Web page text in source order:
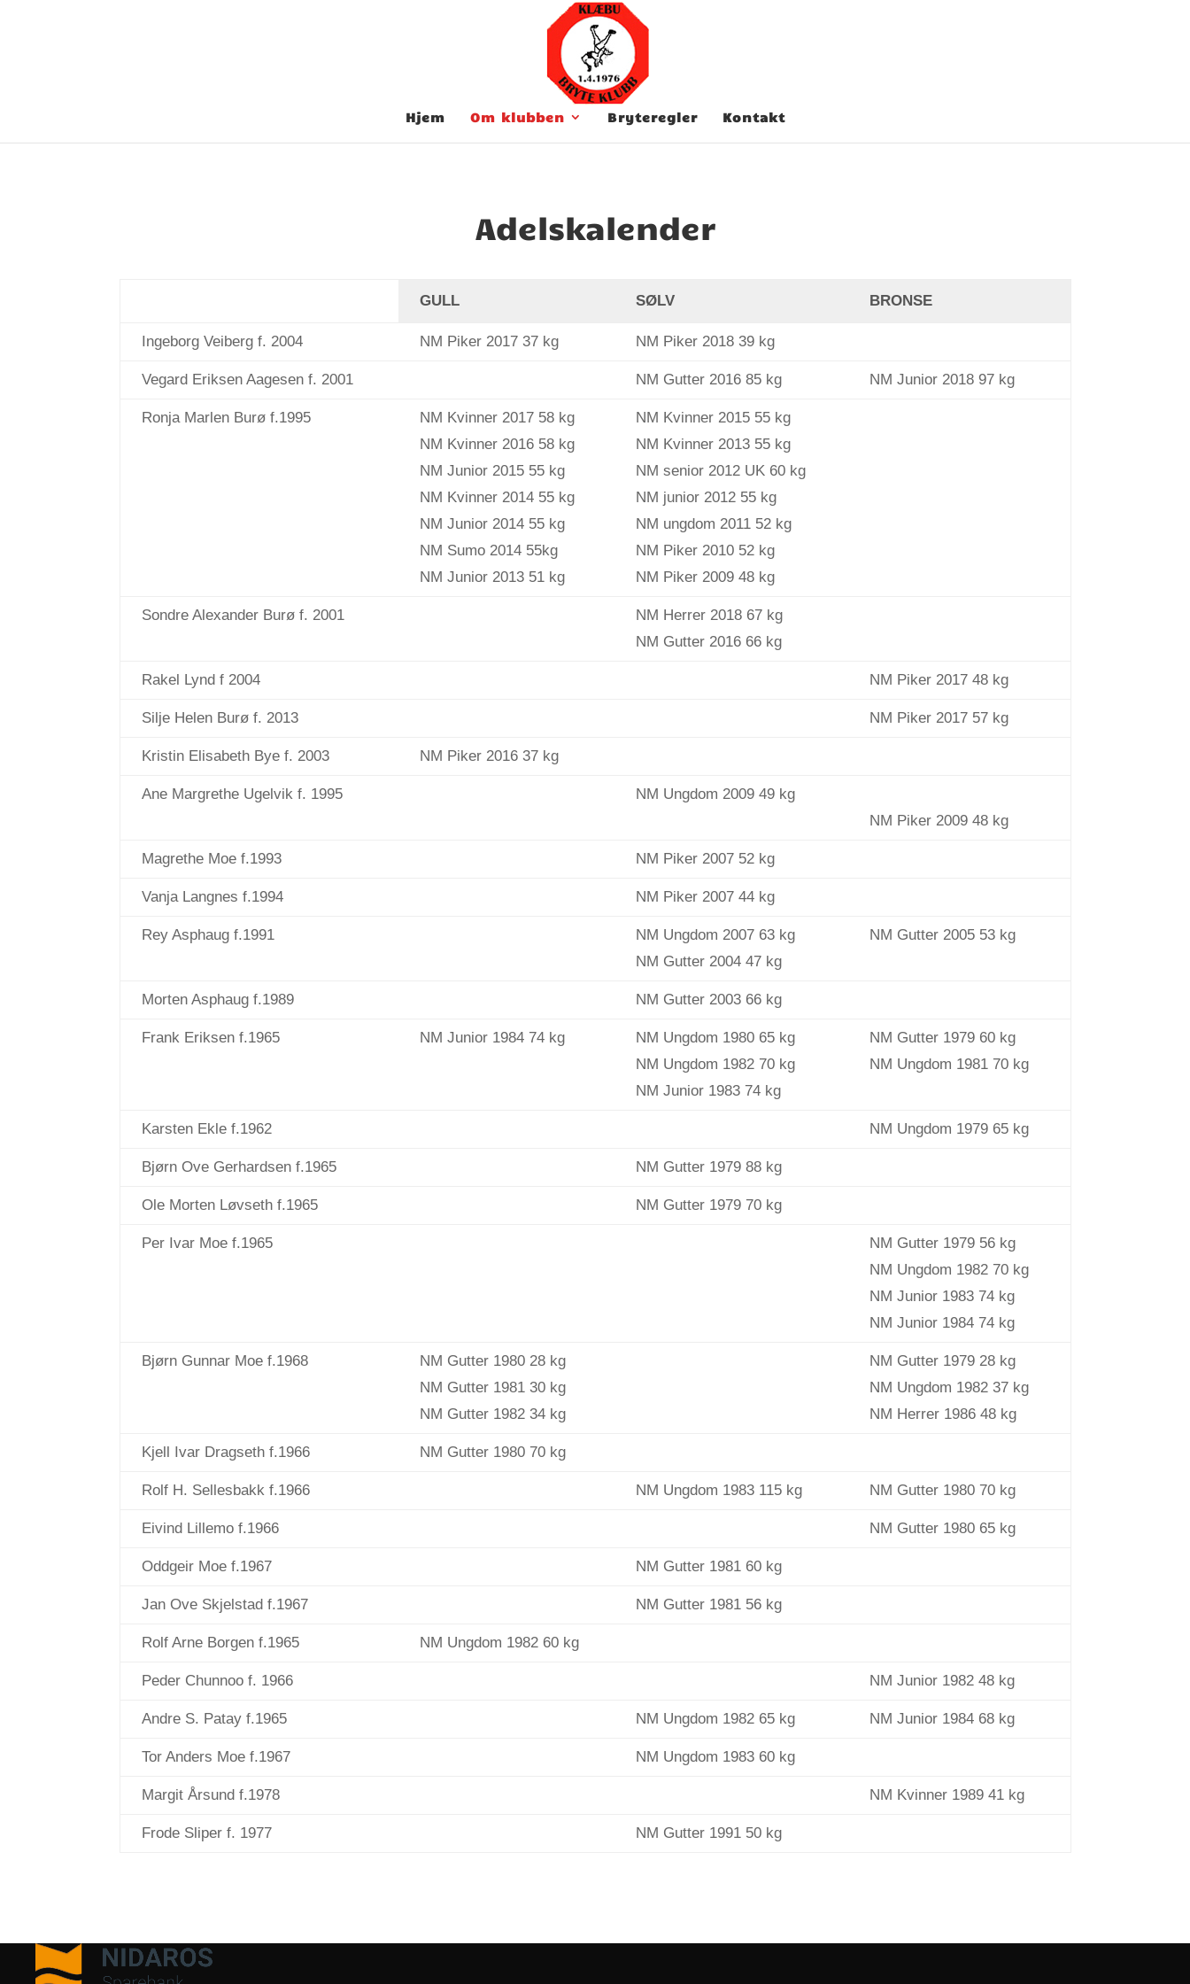
Hjem Om klubben Bryteregler Kontakt
Adelskalender
GULL SØLV BRONSE
Ingeborg Veiberg f. 2004 NM Piker 2017 37 kg NM Piker 2018 39 kg
Vegard Eriksen Aagesen f. 2001 NM Gutter 2016 85 kg NM Junior 2018 97 kg
Ronja Marlen Burø f.1995
NM Kvinner 2017 58 kg
NM Kvinner 2016 58 kg
NM Junior 2015 55 kg
NM Kvinner 2014 55 kg
NM Junior 2014 55 kg
NM Sumo 2014 55kg
NM Junior 2013 51 kg
NM Kvinner 2015 55 kg
NM Kvinner 2013 55 kg
NM senior 2012 UK 60 kg
NM junior 2012 55 kg
NM ungdom 2011 52 kg
NM Piker 2010 52 kg
NM Piker 2009 48 kg
Sondre Alexander Burø f. 2001
NM Herrer 2018 67 kg
NM Gutter 2016 66 kg
Rakel Lynd f 2004 NM Piker 2017 48 kg
Silje Helen Burø f. 2013 NM Piker 2017 57 kg
Kristin Elisabeth Bye f. 2003 NM Piker 2016 37 kg
Ane Margrethe Ugelvik f. 1995
NM Ungdom 2009 49 kg
NM Piker 2009 48 kg
Magrethe Moe f.1993 NM Piker 2007 52 kg
Vanja Langnes f.1994 NM Piker 2007 44 kg
Rey Asphaug f.1991
NM Ungdom 2007 63 kg
NM Gutter 2004 47 kg
NM Gutter 2005 53 kg
Morten Asphaug f.1989 NM Gutter 2003 66 kg
Frank Eriksen f.1965 NM Junior 1984 74 kg
NM Ungdom 1980 65 kg
NM Ungdom 1982 70 kg
NM Junior 1983 74 kg
NM Gutter 1979 60 kg
NM Ungdom 1981 70 kg
Karsten Ekle f.1962 NM Ungdom 1979 65 kg
Bjørn Ove Gerhardsen f.1965 NM Gutter 1979 88 kg
Ole Morten Løvseth f.1965 NM Gutter 1979 70 kg
Per Ivar Moe f.1965
NM Gutter 1979 56 kg
NM Ungdom 1982 70 kg
NM Junior 1983 74 kg
NM Junior 1984 74 kg
Bjørn Gunnar Moe f.1968
NM Gutter 1980 28 kg
NM Gutter 1981 30 kg
NM Gutter 1982 34 kg
NM Gutter 1979 28 kg
NM Ungdom 1982 37 kg
NM Herrer 1986 48 kg
Kjell Ivar Dragseth f.1966 NM Gutter 1980 70 kg
Rolf H. Sellesbakk f.1966 NM Ungdom 1983 115 kg NM Gutter 1980 70 kg
Eivind Lillemo f.1966 NM Gutter 1980 65 kg
Oddgeir Moe f.1967 NM Gutter 1981 60 kg
Jan Ove Skjelstad f.1967 NM Gutter 1981 56 kg
Rolf Arne Borgen f.1965 NM Ungdom 1982 60 kg
Peder Chunnoo f. 1966 NM Junior 1982 48 kg
Andre S. Patay f.1965 NM Ungdom 1982 65 kg NM Junior 1984 68 kg
Tor Anders Moe f.1967 NM Ungdom 1983 60 kg
Margit Årsund f.1978 NM Kvinner 1989 41 kg
Frode Sliper f. 1977 NM Gutter 1991 50 kg